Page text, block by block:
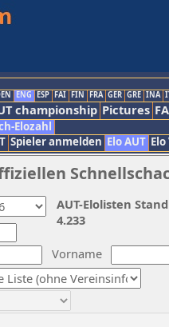
ENG ESP FAI FIN FRA GER GRE INA
championship Pictures
Elozahl
Spieler anmelden Elo AUT
Vorname
AUT-Elolisten
4.233